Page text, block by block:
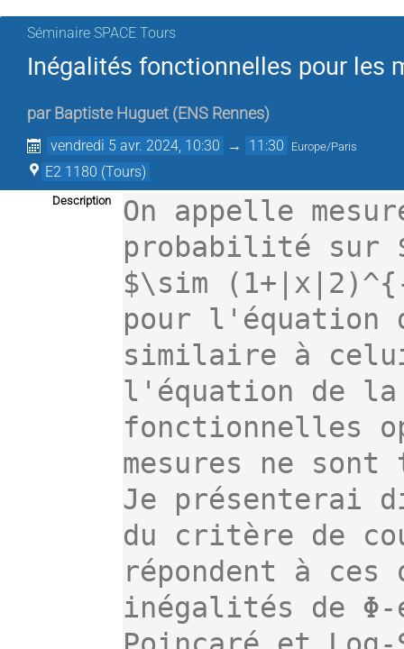
Séminaire SPACE Tours
Inégalités fonctionnelles pour les
par Baptiste Huguet (ENS Rennes)
vendredi 5 avr. 2024, 10:30 → 11:30 Europe/Paris
E2 1180 (Tours)
Description
On appelle
probabilité sur
$\sim
pour l'équation
similaire à
l'équation de
fonctionnelles
mesures ne
Je présenterai
du critère de
répondent à ces
inégalités de